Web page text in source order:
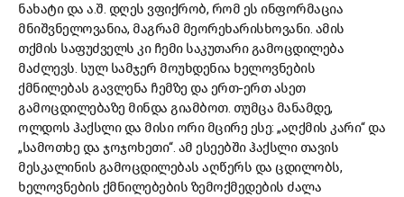
ნახატი და ა.შ. დღეს ვფიქრობ, რომ ეს ინფორმაცია
მნიშვნელოვანია, მაგრამ მეორეხარისხოვანი. ამის
თქმის საფუძველს კი ჩემი საკუთარი გამოცდილება
მაძლევს. სულ სამჯერ მოუხდენია ხელოვნების
ქმნილებას გავლენა ჩემზე და ერთ-ერთ ასეთ
გამოცდილებაზე მინდა გიამბოთ. თუმცა მანამდე,
ოლდოს ჰაქსლი და მისი ორი მცირე ესე: „აღქმის კარი“ და
„სამოთხე და ჯოჯოხეთი“. ამ ესეებში ჰაქსლი თავის
მესკალინის გამოცდილებას აღწერს და ცდილობს,
ხელოვნების ქმნილებების ზემოქმედების ძალა